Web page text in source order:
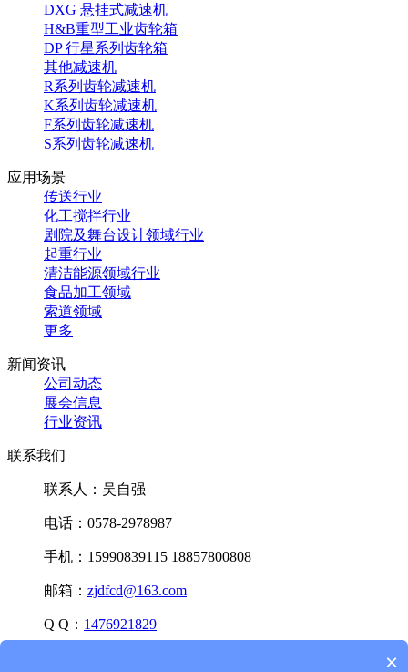
DXG 悬挂式减速机
H&B重型工业齿轮箱
DP 行星系列齿轮箱
其他减速机
R系列齿轮减速机
K系列齿轮减速机
F系列齿轮减速机
S系列齿轮减速机
应用场景
传送行业
化工搅拌行业
剧院及舞台设计领域行业
起重行业
清洁能源领域行业
食品加工领域
索道领域
更多
新闻资讯
公司动态
展会信息
行业资讯
联系我们
联系人：吴自强
电话：0578-2978987
手机：15990839115 18857800808
邮箱： zjdfcd@163.com
Q Q： 1476921829
×